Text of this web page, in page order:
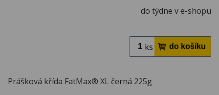
do týdne v e-shopu
ks
Prášková křída FatMax® XL černá 225g